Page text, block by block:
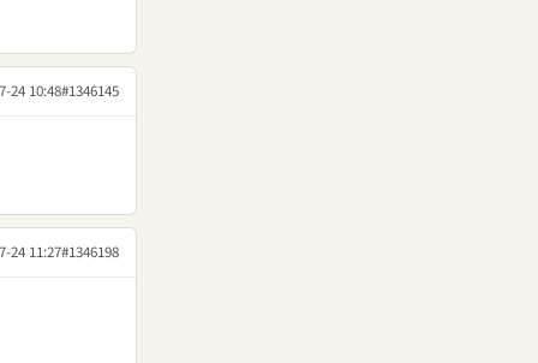
24 10:48#1346145
24 11:27#1346198